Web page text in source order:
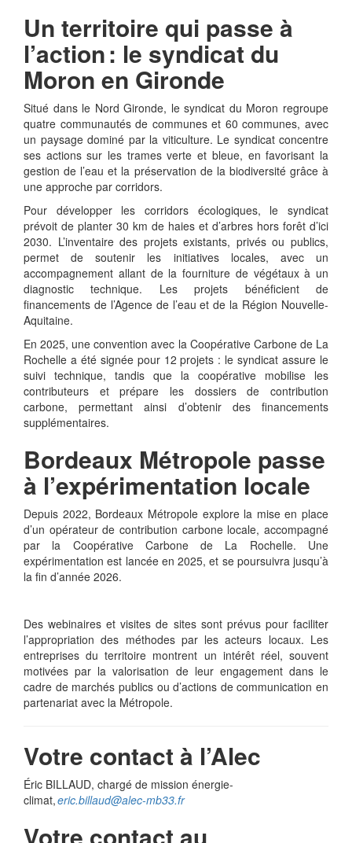
Un territoire qui passe à
l’action : le syndicat du
Moron en Gironde
Situé dans le Nord Gironde, le syndicat du Moron regroupe
quatre communautés de communes et 60 communes, avec
un paysage dominé par la viticulture. Le syndicat concentre
ses actions sur les trames verte et bleue, en favorisant la
gestion de l’eau et la préservation de la biodiversité grâce à
une approche par corridors.
Pour développer les corridors écologiques, le syndicat
prévoit de planter 30 km de haies et d’arbres hors forêt d’ici
2030. L’inventaire des projets existants, privés ou publics,
permet de soutenir les initiatives locales, avec un
accompagnement allant de la fourniture de végétaux à un
diagnostic technique. Les projets bénéficient de
financements de l’Agence de l’eau et de la Région Nouvelle-
Aquitaine.
En 2025, une convention avec la Coopérative Carbone de La
Rochelle a été signée pour 12 projets : le syndicat assure le
suivi technique, tandis que la coopérative mobilise les
contributeurs et prépare les dossiers de contribution
carbone, permettant ainsi d’obtenir des financements
supplémentaires.
Bordeaux Métropole passe
à l’expérimentation locale
Depuis 2022, Bordeaux Métropole explore la mise en place
d’un opérateur de contribution carbone locale, accompagné
par la Coopérative Carbone de La Rochelle. Une
expérimentation est lancée en 2025, et se poursuivra jusqu’à
la fin d’année 2026.
Des webinaires et visites de sites sont prévus pour faciliter
l’appropriation des méthodes par les acteurs locaux. Les
entreprises du territoire montrent un intérêt réel, souvent
motivées par la valorisation de leur engagement dans le
cadre de marchés publics ou d’actions de communication en
partenariat avec la Métropole.
Votre contact à l’Alec
Éric BILLAUD, chargé de mission énergie-
climat,eric.billaud@alec-mb33.fr